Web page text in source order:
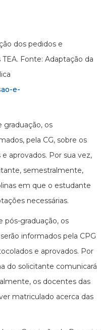
dos pedidos e
Fonte: Adaptação da
e-
graduação, os
pela CG, sobre os
aprovados. Por sua vez,
semestralmente,
em que o estudante
necessárias.
pós-graduação, os
informados pela CPG
e aprovados. Por
do solicitante comunicará
os docentes das
matriculado acerca das